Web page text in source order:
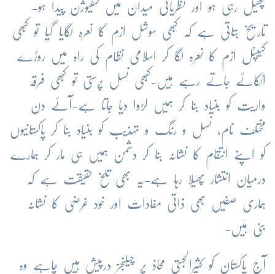
پھیل رہی ہو اور نظریاتی میدان میں کنفیوژن پیدا ہو-
تاریخ بتاتی ہے کہ کبھی سوشل ازم کا نعرہ لگایا گیا تو کبھی
کیپٹل ازم کا نعرہ لگا کر اسلامی نظام کی راہ میں روڑے
اٹکائے جاتے رہے ہیں-کبھی نسل پرستی تو کبھی فرقہ
واریت کو بنیاد بنا کر ہمیں لڑوا دیا جاتا ہے-آئے دن
مختلف نام، نسل و رنگ و تہذیب کو بنیاد بنا کر پاکستانیوں
کو اپنے انتقام کا نشانہ بنا کر دشمن ہمیں ہی مار کر ہمارے
درمیان انتشار پھیلا رہا ہے-یہ بھی تلخ حقیقت ہے کہ
ہماری صفیں بھی ذاتی مفادات اور خود غرضی کا نشانہ
بنی ہیں-
آج پاکستان کو کثیرالجہتی محاذ پر چیلنجز درپیش ہیں چاہے وہ